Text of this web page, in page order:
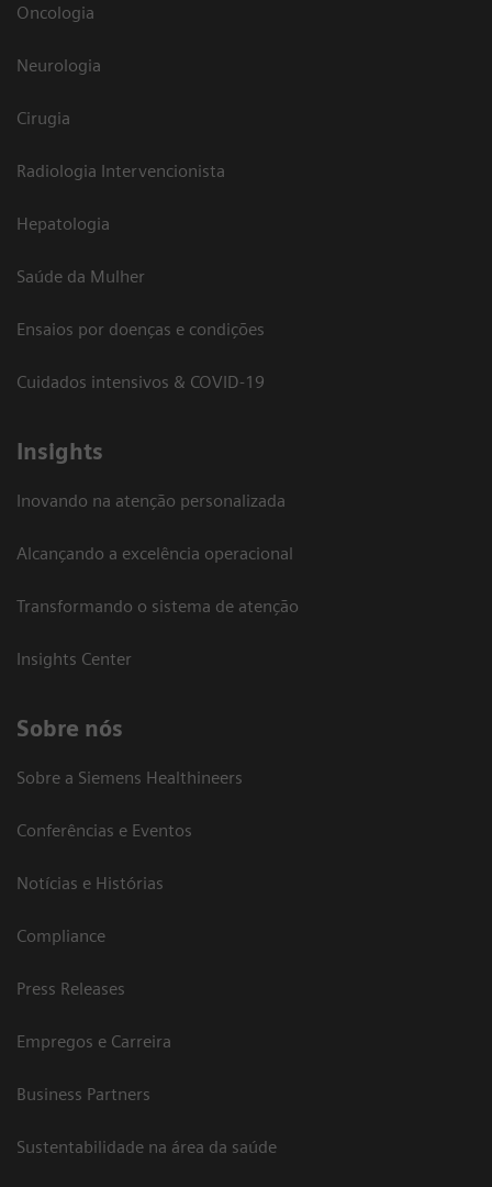
Oncologia
Neurologia
Cirugia
Radiologia Intervencionista
Hepatologia
Saúde da Mulher
Ensaios por doenças e condições
Cuidados intensivos & COVID-19
Insights
Inovando na atenção personalizada
Alcançando a excelência operacional
Transformando o sistema de atenção
Insights Center
Sobre nós
Sobre a Siemens Healthineers
Conferências e Eventos
Notícias e Histórias
Compliance
Press Releases
Empregos e Carreira
Business Partners
Sustentabilidade na área da saúde